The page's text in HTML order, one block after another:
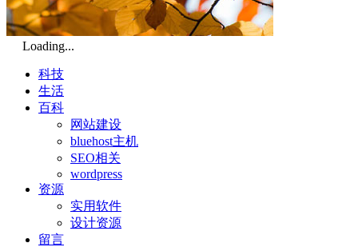
Loading...
科技
生活
百科
网站建设
bluehost主机
SEO相关
wordpress
资源
实用软件
设计资源
留言